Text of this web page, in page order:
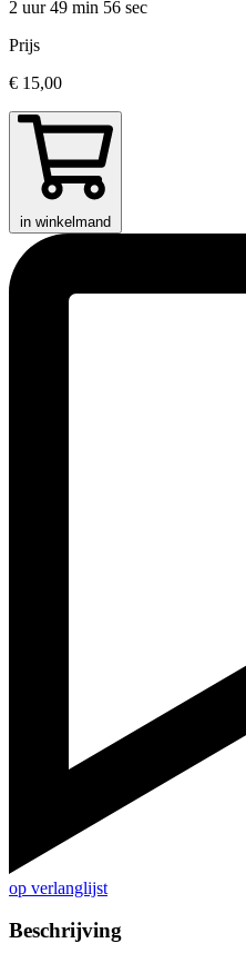
2 uur 49 min 56 sec
Prijs
€ 15,00
in winkelmand
op verlanglijst
Beschrijving